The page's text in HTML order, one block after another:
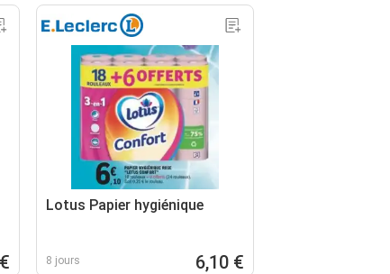
Lotus Papier hygiénique
8 jours 6,10 €